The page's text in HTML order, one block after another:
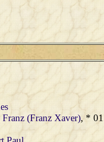
Franz (Franz Xaver), *